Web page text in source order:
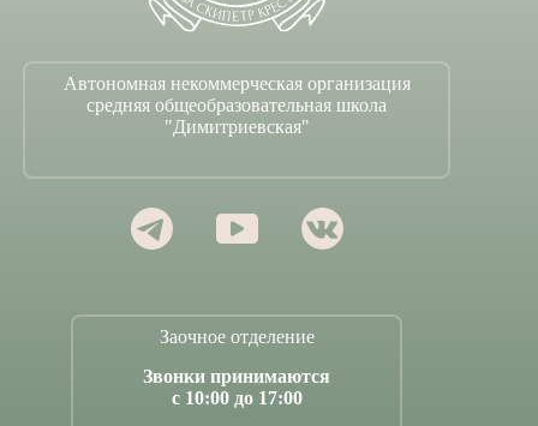
Автономная некоммерческая организация
средняя общеобразовательная школа
"Димитриевская"
Заочное отделение
Звонки принимаются
с 10:00 до 17:00